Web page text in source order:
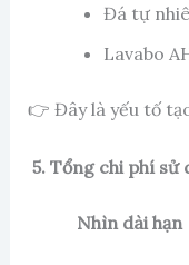
Đá tự
Lavabo
👉 Đây là yếu tố
5. Tổng chi phí sử
Nhìn dài hạn